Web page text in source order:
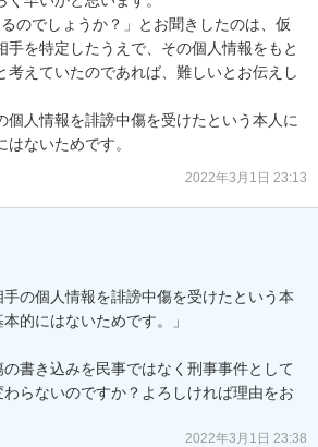
のでしょうか？」とお聞きしたのは、仮
手を特定したうえで、その個人情報をもと
考えていたのであれば、難しいとお伝えし
個人情報を誹謗中傷を受けたという本人に
ないためです。
2022年3月1日 23:13
手の個人情報を誹謗中傷を受けたという本
的にはないためです。」
書き込みを民事ではなく刑事事件として
らないのですか？よろしければ理由をお
2022年3月1日 23:38